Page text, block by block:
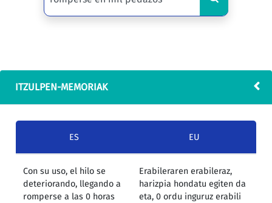
ITZULPEN-MEMORIAK
ES EU
Con su uso, el hilo se
deteriorando, llegando a
romperse a las 0 horas
Erabileraren erabileraz,
harizpia hondatu egiten da
eta, 0 ordu inguruz erabili